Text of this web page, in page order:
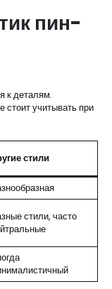
пин-
к деталям.
стоит учитывать при
стили
стили, часто